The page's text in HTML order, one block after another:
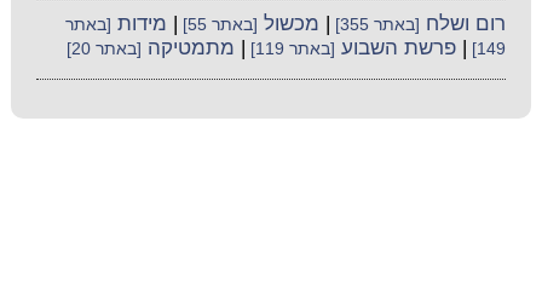
רום ושלח [באתר 355] מכשול [באתר 55] מידות [באתר
149]
|פרשת השבוע [באתר 119] מתמטיקה [באתר 20]